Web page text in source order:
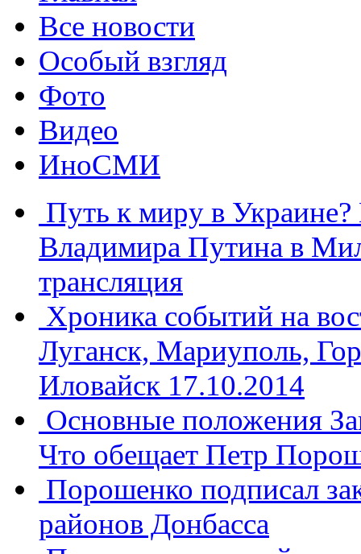
Все новости
Особый взгляд
Фото
Видео
ИноСМИ
Путь к миру в
Владимира Путина в
трансляция
Хроника событий на
Луганск, Мариуполь,
Иловайск 17.10.2014
Основные положения
Что обещает Петр
Порошенко подписал
районов Донбасса